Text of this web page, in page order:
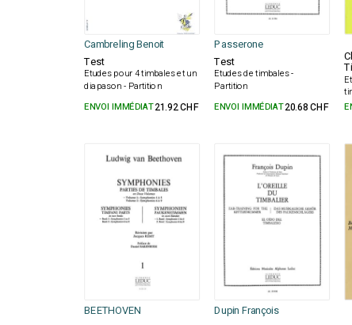
Cambreling Benoit Passerone
Test
Etudes pour 4 timbales et un
diapason - Partition
Test
Etudes de timbales -
Partition
ENVOI IMMÉDIAT21.92 CHF ENVOI IMMÉDIAT20.68 CHF
BEETHOVEN Dupin François